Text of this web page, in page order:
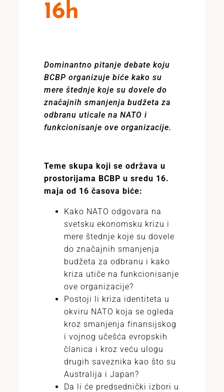
16h
Dominantno pitanje debate koju
BCBP organizuje biće kako su
mere štednje koje su dovele do
značajnih smanjenja budžeta za
odbranu uticale na NATO i
funkcionisanje ove organizacije.
Teme skupa koji se održava u
prostorijama BCBP u sredu 16.
maja od 16 časova biće:
Kako NATO odgovara na
svetsku ekonomsku krizu i
mere štednje koje su dovele
do značajnih smanjenja
budžeta za odbranu i kako
kriza utiče na funkcionisanje
ove organizacije?
Postoji li kriza identiteta u
okviru NATO koja se ogleda
kroz smanjenja finansijskog
i vojnog učešća evropskih
članica i kroz veću ulogu
drugih saveznika kao što su
Australija i Japan?
Da li će predsednički izbori u